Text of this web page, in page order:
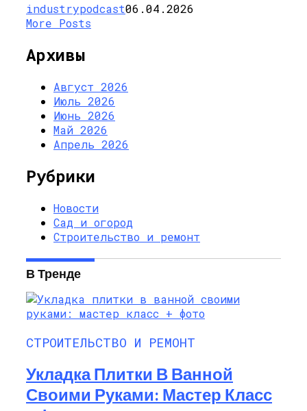
industrypodcast06.04.2026
More Posts
Архивы
Август 2026
Июль 2026
Июнь 2026
Май 2026
Апрель 2026
Рубрики
Новости
Сад и огород
Строительство и ремонт
В Тренде
СТРОИТЕЛЬСТВО И РЕМОНТ
Укладка Плитки В Ванной
Своими Руками: Мастер Класс